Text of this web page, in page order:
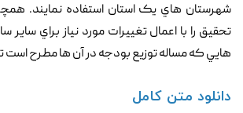
شهرستان هاي يک استان استفاده نمايند.
تحقيق را با اعمال تغييرات مورد نياز براي
هايي که مساله توزيع بودجه در آن ها مطرح است
دانلود متن کامل